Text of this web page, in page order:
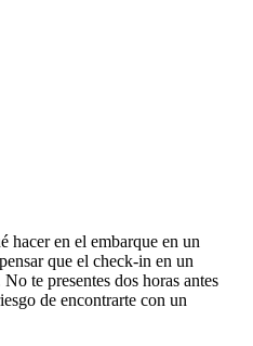
hacer en el embarque en un
que el check-in en un
te presentes dos horas antes
de encontrarte con un